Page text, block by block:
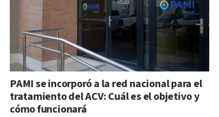
PAMI se incorporó a la red nacional para el
tratamiento del ACV: Cuál es el objetivo y
cómo funcionará